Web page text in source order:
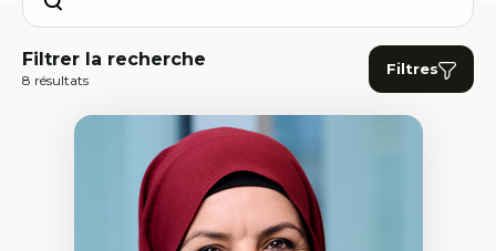
Filtrer la recherche
8 résultats
Filtres